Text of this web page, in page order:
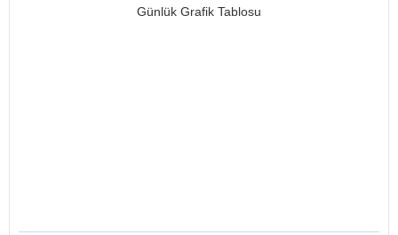
Günlük Grafik Tablosu